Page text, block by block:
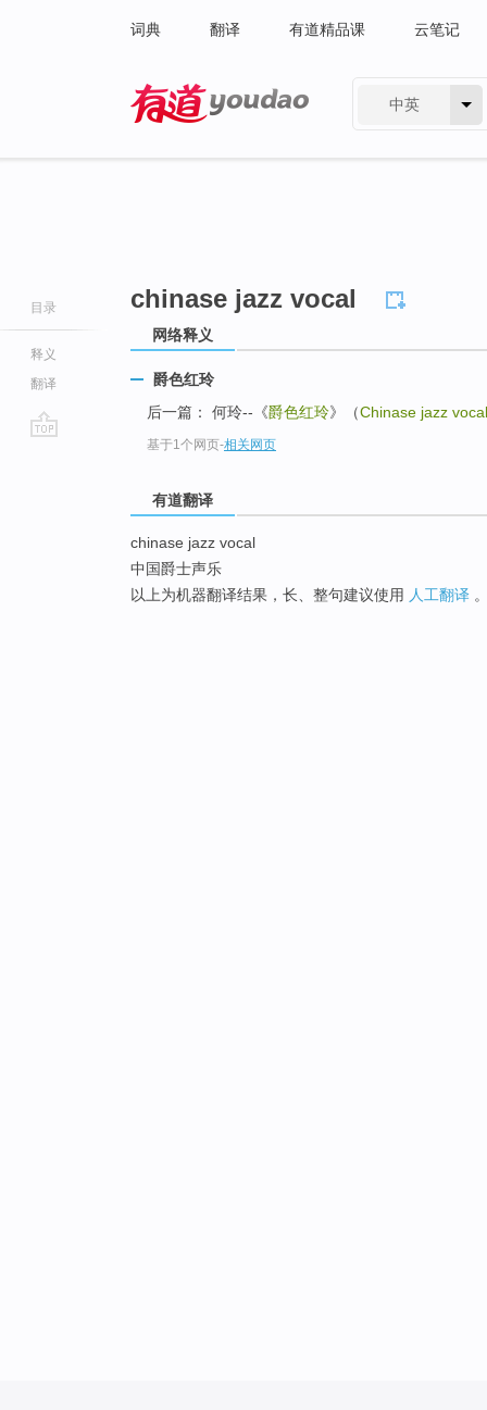
词典 翻译 有道精品课 云笔记
中英
目录
释义
翻译
chinase jazz vocal
网络释义
爵色红玲
后一篇： 何玲--《爵色红玲》（Chinase jazz vocal
基于1个网页-相关网页
有道翻译
chinase jazz vocal
中国爵士声乐
以上为机器翻译结果，长、整句建议使用 人工翻译